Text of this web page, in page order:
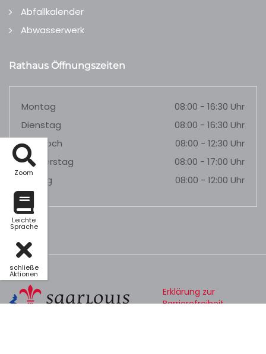
Zoom
Leichte
Sprache
schließe
Aktionen
Abfallkalender
Abwasserwerk
Rathaus Öffnungszeiten
Montag
08:00 - 16:30 Uhr
Dienstag
08:00 - 16:30 Uhr
Mittwoch
08:00 - 12:30 Uhr
Donnerstag
08:00 - 17:00 Uhr
Freitag
08:00 - 12:00 Uhr
Erklärung zur
Barrierefreiheit